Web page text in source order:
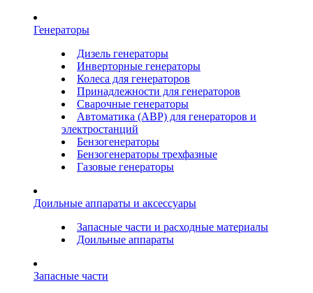
Генераторы
Дизель генераторы
Инверторные генераторы
Колеса для генераторов
Принадлежности для генераторов
Сварочные генераторы
Автоматика (АВР) для генераторов и
электростанций
Бензогенераторы
Бензогенераторы трехфазные
Газовые генераторы
Доильные аппараты и аксессуары
Запасные части и расходные материалы
Доильные аппараты
Запасные части